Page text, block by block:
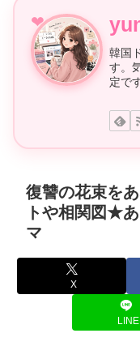
韓国
す。
定で
復讐の花束を
トや相関図★
マ
X
LINE